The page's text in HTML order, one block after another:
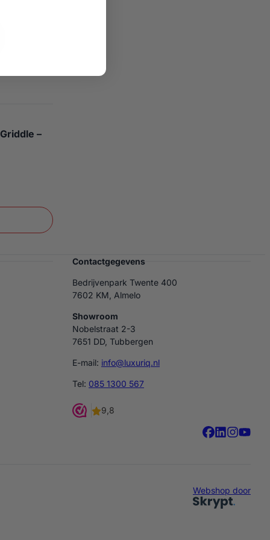
–
Contactgegevens
Bedrijvenpark Twente 400
7602 KM, Almelo
Showroom
Nobelstraat 2-3
7651 DD, Tubbergen
E-mail: info@luxuriq.nl
Tel: 085 1300 567
Webshop door